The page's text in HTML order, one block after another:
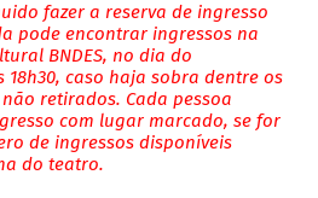
fazer a reserva de ingresso
pode encontrar ingressos na
BNDES, no dia do
caso haja sobra dentre os
retirados. Cada pessoa
com lugar marcado, se for
de ingressos disponíveis
do teatro.